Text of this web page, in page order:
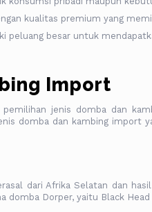
kualitas premium yang
besar untuk
Import
jenis domba dan
domba dan kambing import
dari Afrika Selatan dan
domba Dorper, yaitu Black